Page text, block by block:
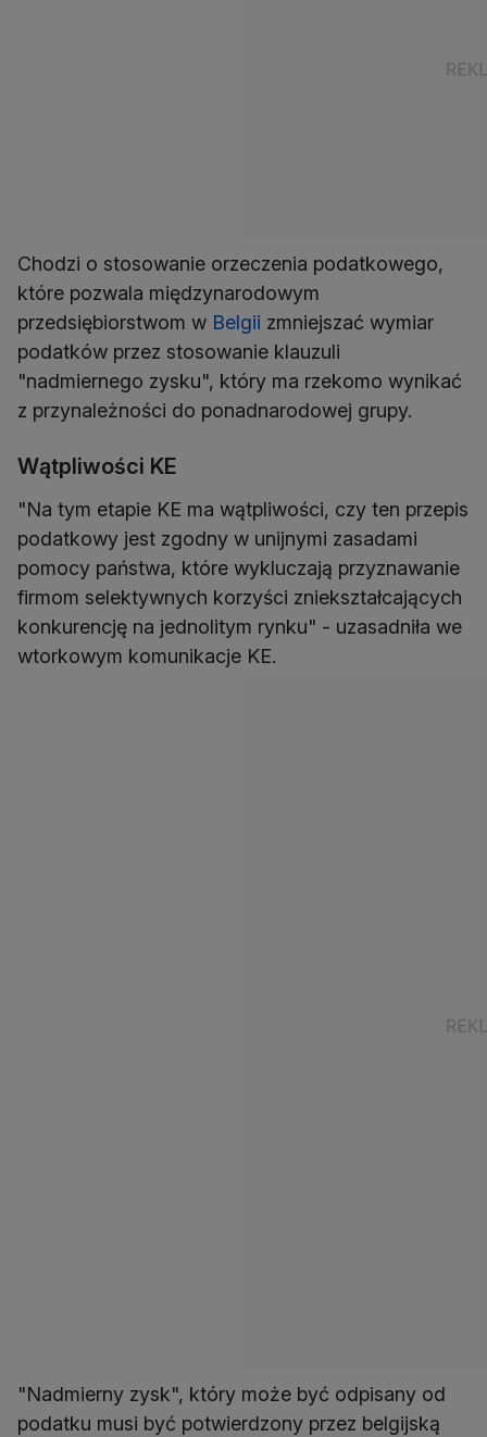
Chodzi o stosowanie orzeczenia podatkowego,
które pozwala międzynarodowym
przedsiębiorstwom w Belgii zmniejszać wymiar
podatków przez stosowanie klauzuli
"nadmiernego zysku", który ma rzekomo wynikać
z przynależności do ponadnarodowej grupy.
Wątpliwości KE
"Na tym etapie KE ma wątpliwości, czy ten przepis
podatkowy jest zgodny w unijnymi zasadami
pomocy państwa, które wykluczają przyznawanie
firmom selektywnych korzyści zniekształcających
konkurencję na jednolitym rynku" - uzasadniła we
wtorkowym komunikacje KE.
"Nadmierny zysk", który może być odpisany od
podatku musi być potwierdzony przez belgijską